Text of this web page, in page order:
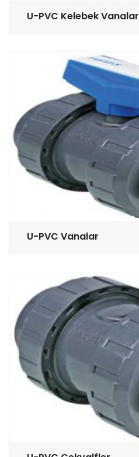
U-PVC Kelebek Vanalar
U-PVC Vanalar